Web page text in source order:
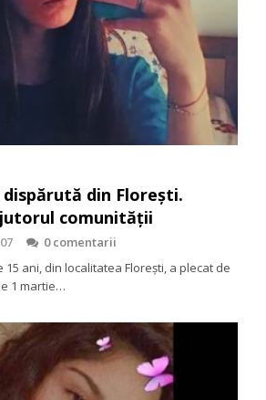
dispărută din Florești.
comunității
0 comentarii
15 ani, din localitatea Florești, a plecat de
1 martie…